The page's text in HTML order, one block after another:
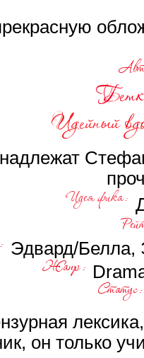
Эдвард/Белла,
он только